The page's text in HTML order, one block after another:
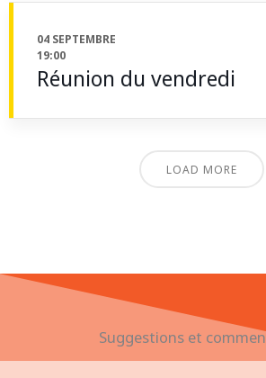
04 SEPTEMBRE
19:00
Réunion du vendredi
LOAD MORE
Suggestions et